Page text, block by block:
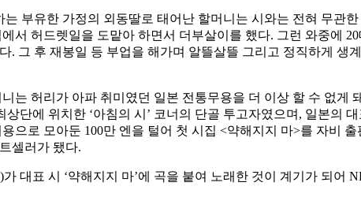
부유한 가정의 외동딸로 태어난 할머니는 시와는 전혀 무관
서 허드렛일을 도맡아 하면서 더부살이를 했다. 그런 와중에
. 그 후 재봉일 등 부업을 해가며 알뜰살뜰 그리고 정직하게 생
는 허리가 아파 취미였던 일본 전통무용을 더 이상 할 수 없게
단에 위치한 ‘아침의 시’ 코너의 단골 투고자였으며, 일본의
으로 모아둔 100만 엔을 털어 첫 시집 <약해지지 마>를 자비
셀러가 됐다.
대표 시 ‘약해지지 마’에 곡을 붙여 노래한 것이 계기가 되어